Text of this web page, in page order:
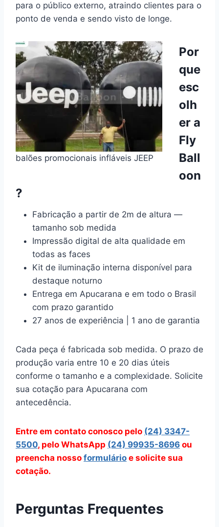
para o público externo, atraindo clientes para o
ponto de venda e sendo visto de longe.
balões promocionais infláveis JEEP
Por
que
esc
olh
er a
Fly
Ball
oon
?
Fabricação a partir de 2m de altura —
tamanho sob medida
Impressão digital de alta qualidade em
todas as faces
Kit de iluminação interna disponível para
destaque noturno
Entrega em Apucarana e em todo o Brasil
com prazo garantido
27 anos de experiência | 1 ano de garantia
Cada peça é fabricada sob medida. O prazo de
produção varia entre 10 e 20 dias úteis
conforme o tamanho e a complexidade. Solicite
sua cotação para Apucarana com
antecedência.
Entre em contato conosco pelo (24) 3347-
5500, pelo WhatsApp (24) 99935-8696 ou
preencha nosso formulário e solicite sua
cotação.
Perguntas Frequentes